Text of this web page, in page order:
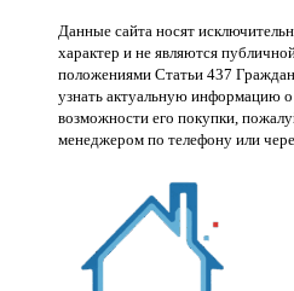
Данные сайта носят
характер и не являются
положениями Статьи 437
узнать актуальную информацию
возможности его покупки,
менеджером по телефону или